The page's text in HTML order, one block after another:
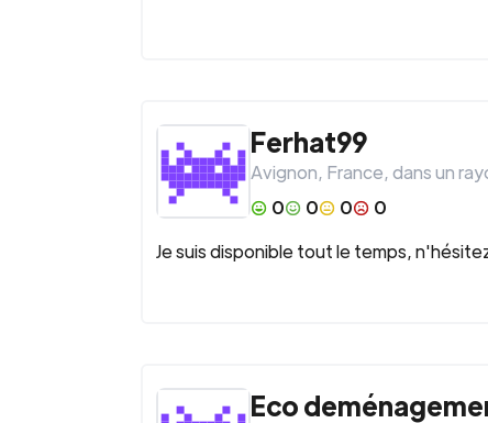
Ferhat99
Avignon, France, dans un
0
0 0
0
Je suis disponible tout le temps,
Eco